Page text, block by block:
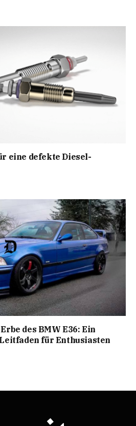
eine defekte Diesel-
des BMW E36: Ein
für Enthusiasten